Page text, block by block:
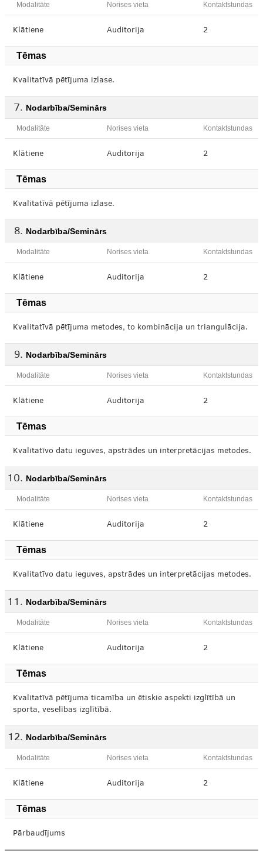
Modalitāte Norises vieta Kontaktstundas
Klātiene Auditorija 2
Tēmas
Kvalitatīvā pētījuma izlase.
Nodarbība/Seminārs
Modalitāte Norises vieta Kontaktstundas
Klātiene Auditorija 2
Tēmas
Kvalitatīvā pētījuma izlase.
Nodarbība/Seminārs
Modalitāte Norises vieta Kontaktstundas
Klātiene Auditorija 2
Tēmas
Kvalitatīvā pētījuma metodes, to kombinācija un triangulācija.
Nodarbība/Seminārs
Modalitāte Norises vieta Kontaktstundas
Klātiene Auditorija 2
Tēmas
Kvalitatīvo datu ieguves, apstrādes un interpretācijas metodes.
Nodarbība/Seminārs
Modalitāte Norises vieta Kontaktstundas
Klātiene Auditorija 2
Tēmas
Kvalitatīvo datu ieguves, apstrādes un interpretācijas metodes.
Nodarbība/Seminārs
Modalitāte Norises vieta Kontaktstundas
Klātiene Auditorija 2
Tēmas
Kvalitatīvā pētījuma ticamība un ētiskie aspekti izglītībā un
sporta, veselības izglītībā.
Nodarbība/Seminārs
Modalitāte Norises vieta Kontaktstundas
Klātiene Auditorija 2
Tēmas
Pārbaudījums